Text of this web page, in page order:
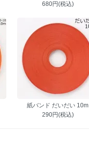
680円(税込)
紙バンド だいだい 10m
290円(税込)